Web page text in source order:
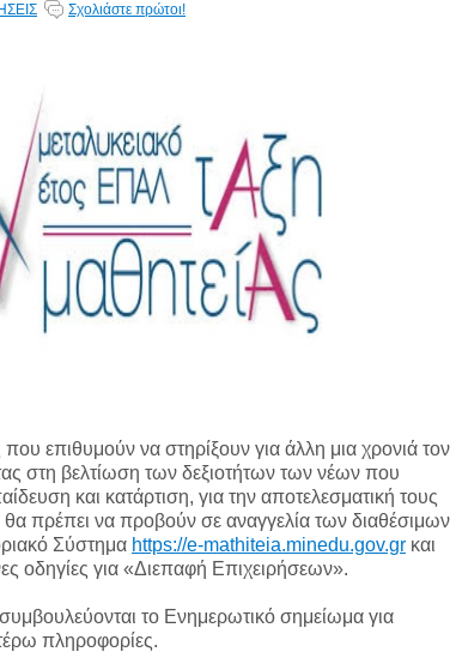
Σχολιάστε πρώτοι!
επιθυμούν να στηρίξουν για άλλη μια χρονιά τον
στη βελτίωση των δεξιοτήτων των νέων που
και κατάρτιση, για την αποτελεσματική τους
θα πρέπει να προβούν σε αναγγελία των διαθέσιμων
Σύστημα https://e-mathiteia.minedu.gov.gr και
οδηγίες για «Διεπαφή Επιχειρήσεων».
το Ενημερωτικό σημείωμα για
πληροφορίες.